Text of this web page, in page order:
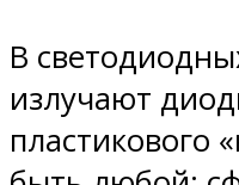
В
излучают
пластикового